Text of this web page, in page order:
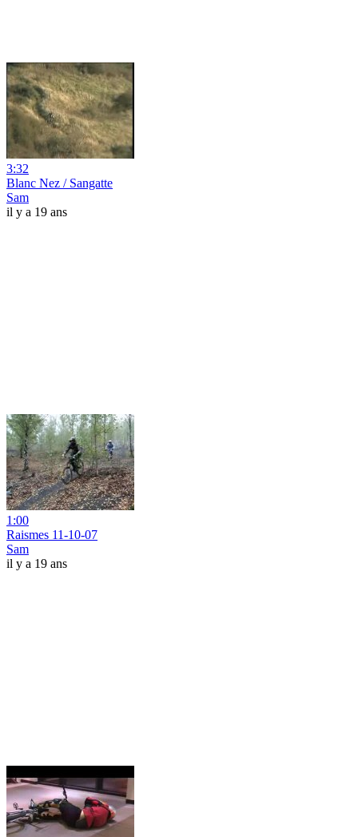
3:32
Blanc Nez / Sangatte
Sam
il y a 19 ans
1:00
Raismes 11-10-07
Sam
il y a 19 ans